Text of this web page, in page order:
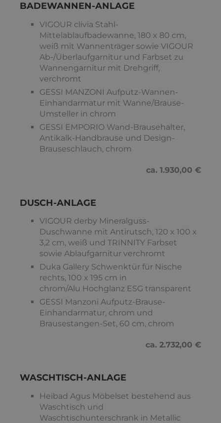
BADEWANNEN-ANLAGE
VIGOUR clivia Stahl-
Mittelablaufbadewanne, 180 x 80 cm,
weiß mit Wannenträger sowie VIGOUR
Ab-/Überlaufgarnitur und Farbset zu
Wannengarnitur mit Drehgriff,
verchromt
GESSI MANZONI Aufputz-Wannen-
Einhandarmatur mit Wanne/Brause-
Umsteller in chrom
GESSI EMPORIO Wand-Brausehalter,
Antikalk-Handbrause und Design-
Brauseschlauch, chrom
ca. 1.930,00 €
DUSCH-ANLAGE
VIGOUR derby Mineralguss-
Duschwanne mit Antirutsch, 120 x 100 x
3,2 cm, weiß und TRINNITY Farbset
sowie Ablaufgarnitur verchromt
Duka Gallery Schwenktür für Nische
rechts, 100 x 195 cm in
chrom/Alu Hochglanz ESG transparent
GESSI Manzoni Aufputz-Brause-
Einhandarmatur, chrom und
Brausestangen-Set, 60 cm, chrom
ca. 2.732,00 €
WASCHTISCH-ANLAGE
Heibad Agus Möbelset bestehend aus
Waschtisch und
Waschtischunterschrank in Metallic